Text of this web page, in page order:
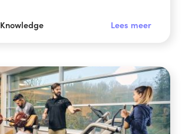
Knowledge Lees meer